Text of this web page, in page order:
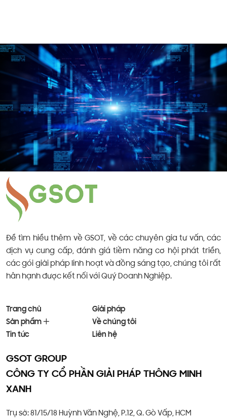
Để tìm hiểu thêm về GSOT, về các chuyên gia tư vấn, các
dịch vụ cung cấp, đánh giá tiềm năng cơ hội phát triển,
các gói giải pháp linh hoạt và đồng sáng tạo, chúng tôi rất
hân hạnh được kết nối với Quý Doanh Nghiệp.
Trang chủ
Giải pháp
Sản phẩm
Về chúng tôi
Tin tức
Liên hệ
GSOT GROUP
CÔNG TY CỔ PHẦN GIẢI PHÁP THÔNG MINH
XANH
Trụ sở: 81/15/18 Huỳnh Văn Nghệ, P.12, Q. Gò Vấp, HCM